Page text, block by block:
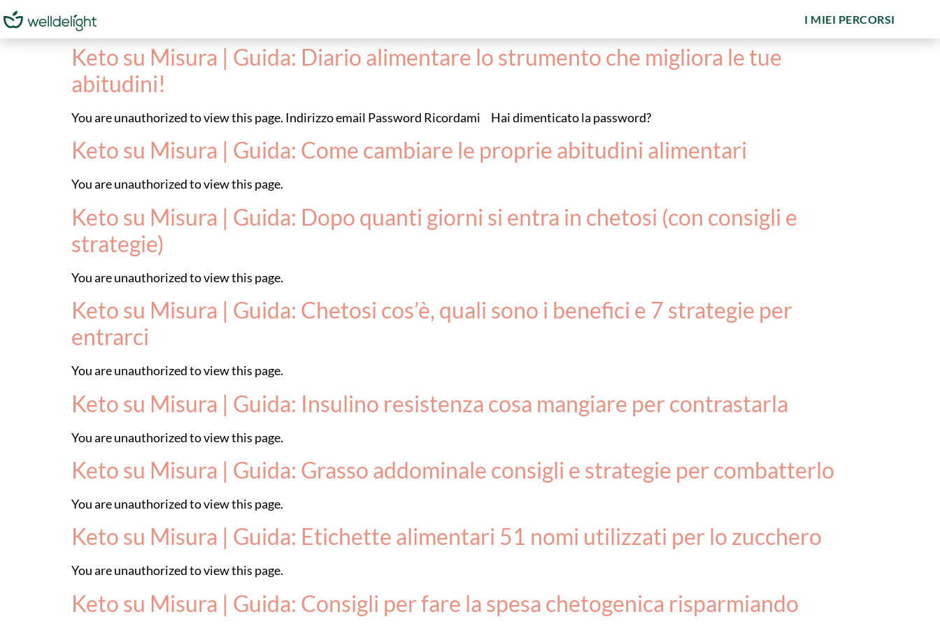
I MIEI PERCORSI
Keto su Misura | Guida: Diario alimentare lo strumento che migliora le tue
abitudini!
You are unauthorized to view this page. Indirizzo email Password Ricordami Hai dimenticato la password?
Keto su Misura | Guida: Come cambiare le proprie abitudini alimentari
You are unauthorized to view this page.
Keto su Misura | Guida: Dopo quanti giorni si entra in chetosi (con consigli e
strategie)
You are unauthorized to view this page.
Keto su Misura | Guida: Chetosi cos’è, quali sono i benefici e 7 strategie per
entrarci
You are unauthorized to view this page.
Keto su Misura | Guida: Insulino resistenza cosa mangiare per contrastarla
You are unauthorized to view this page.
Keto su Misura | Guida: Grasso addominale consigli e strategie per combatterlo
You are unauthorized to view this page.
Keto su Misura | Guida: Etichette alimentari 51 nomi utilizzati per lo zucchero
You are unauthorized to view this page.
Keto su Misura | Guida: Consigli per fare la spesa chetogenica risparmiando